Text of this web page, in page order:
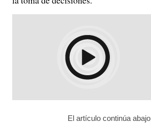
El artículo continúa abajo